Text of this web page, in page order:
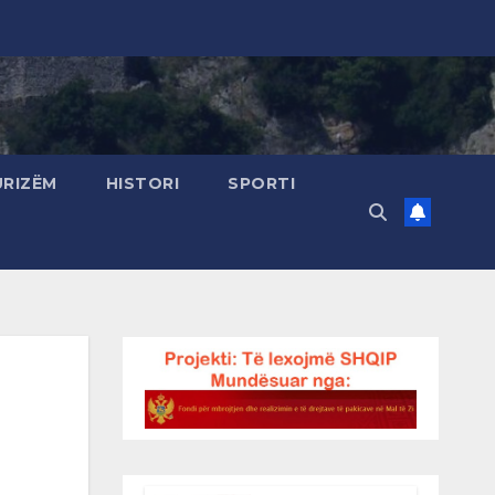
HISTORI SPORTI